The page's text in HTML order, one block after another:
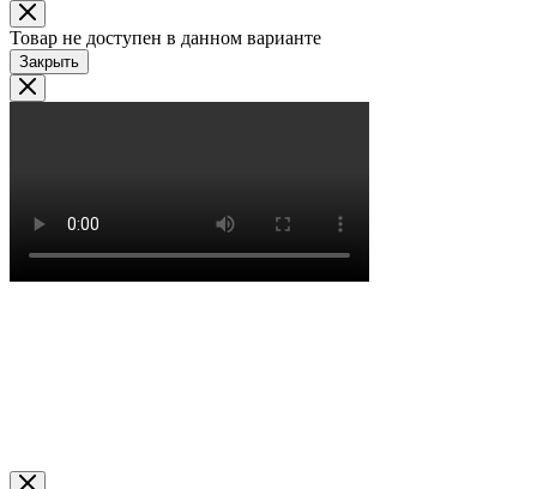
Товар не доступен в данном варианте
Закрыть